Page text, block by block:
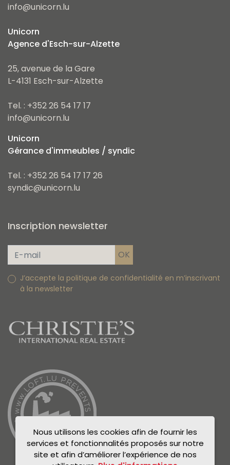
info@unicorn.lu
Unicorn
Agence d'Esch-sur-Alzette
25, avenue de la Gare
L-4131 Esch-sur-Alzette
Tel. : +352 26 54 17 17
info@unicorn.lu
Unicorn
Gérance d'immeubles / syndic
Tel. : +352 26 54 17 17 26
syndic@unicorn.lu
Inscription newsletter
J’accepte la politique de confidentialité en m’inscrivant
à la newsletter
Nous utilisons les cookies afin de fournir les
services et fonctionnalités proposés sur notre
site et afin d’améliorer l’expérience de nos